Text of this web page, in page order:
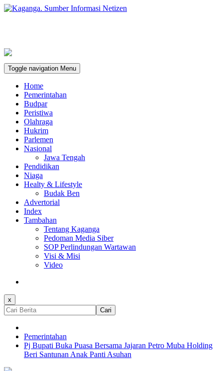
Toggle navigation Menu
Home
Pemerintahan
Budpar
Peristiwa
Olahraga
Hukrim
Parlemen
Nasional
Jawa Tengah
Pendidikan
Niaga
Healty & Lifestyle
Budak Ben
Advertorial
Index
Tambahan
Tentang Kaganga
Pedoman Media Siber
SOP Perlindungan Wartawan
Visi & Misi
Video
x
Cari
Pemerintahan
Pj Bupati Buka Puasa Bersama Jajaran Petro Muba Holding
Beri Santunan Anak Panti Asuhan